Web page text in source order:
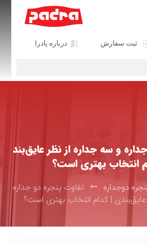
ثبت سفارش درباره پادرا
و سه جداره از نظر عایق‌بند
انتخاب بهتری است؟
دوجداره
تفاوت پنجره دو جداره
| کدام انتخاب بهتری است؟